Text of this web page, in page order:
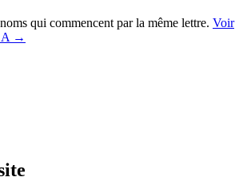
qui commencent par la même lettre. Voir
A →